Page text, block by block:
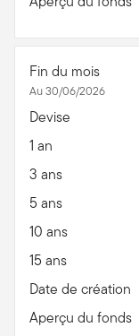
Fin du mois
Au 30/06/2026
Devise
1 an
3 ans
5 ans
10 ans
15 ans
Date de création
Aperçu du fonds